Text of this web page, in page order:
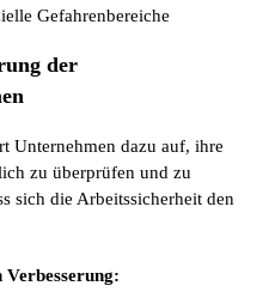
Gefahrenbereiche
der
Unternehmen dazu auf, ihre
zu überprüfen und zu
sich die Arbeitssicherheit den